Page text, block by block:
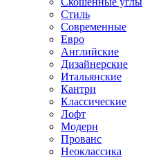
Стиль
Современные
Евро
Английские
Дизайнерские
Итальянские
Кантри
Классические
Лофт
Модерн
Прованс
Неоклассика